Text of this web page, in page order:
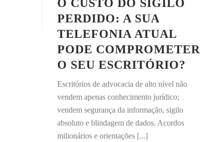
O CUSTO DO SIGILO
PERDIDO: A SUA
TELEFONIA ATUAL
PODE COMPROMETER
O SEU ESCRITÓRIO?
Escritórios de advocacia de alto nível não
vendem apenas conhecimento jurídico;
vendem segurança da informação, sigilo
absoluto e blindagem de dados. Acordos
milionários e orientações [...]